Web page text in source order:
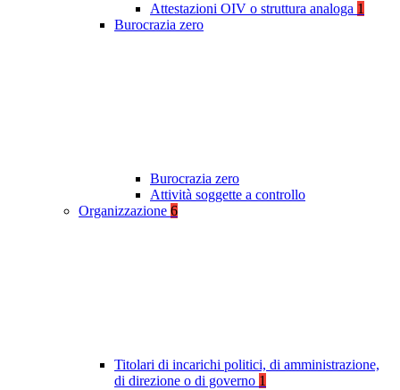
Attestazioni OIV o struttura analoga 1
Burocrazia zero
Burocrazia zero
Attività soggette a controllo
Organizzazione 6
Titolari di incarichi politici, di amministrazione,
di direzione o di governo 1